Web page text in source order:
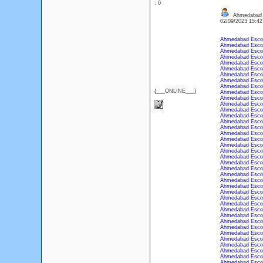
: 0
{___ONLINE___}
02/09/2023
Ahmedabad
Ahmedabad
Ahmedabad
Ahmedabad
Ahmedabad
Ahmedabad
Ahmedabad
Ahmedabad
Ahmedabad
Ahmedabad
Ahmedabad
Ahmedabad
Ahmedabad
Ahmedabad
Ahmedabad
Ahmedabad
Ahmedabad
Ahmedabad
Ahmedabad
Ahmedabad
Ahmedabad
Ahmedabad
Ahmedabad
Ahmedabad
Ahmedabad
Ahmedabad
Ahmedabad
Ahmedabad
Ahmedabad
Ahmedabad
Ahmedabad
Ahmedabad
Ahmedabad
Ahmedabad
Ahmedabad
Ahmedabad
Ahmedabad
Ahmedabad